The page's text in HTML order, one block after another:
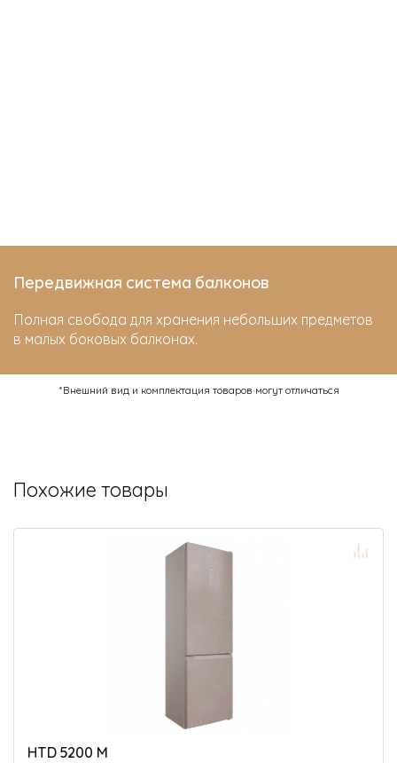
Передвижная система балконов
Полная свобода для хранения небольших предметов
в малых боковых балконах.
*Внешний вид и комплектация товаров могут отличаться
Похожие товары
HTD 5200 M